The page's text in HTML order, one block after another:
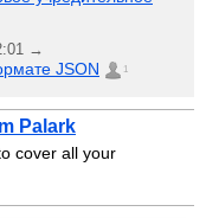
→
JSON 1
Palark
cover all your